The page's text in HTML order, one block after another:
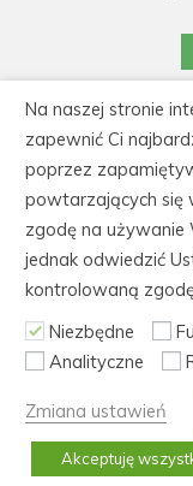
https://cedeka.pl/
content/uploads/
CEDEKA
tel.: 52 562 60
© Copyright
Na naszej stronie
zapewnić Ci
poprzez
powtarzających się
zgodę na używanie
jednak odwiedzić
kontrolowaną
Niezbędne
Analityczne
Zmiana ustawień
Akceptuję